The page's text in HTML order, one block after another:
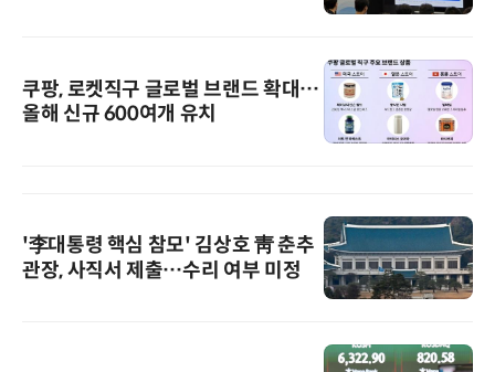
쿠팡, 로켓직구 글로벌 브랜드 확대…
올해 신규 600여개 유치
'李대통령 핵심 참모' 김상호 靑 춘추
관장, 사직서 제출…수리 여부 미정